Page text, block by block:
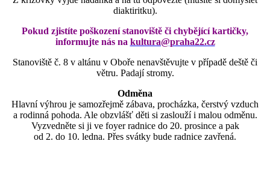
diaktiritku).
Pokud zjistíte poškození stanoviště či chybějící kartičky,
informujte nás na kultura@praha22.cz
Stanoviště č. 8 v altánu v Oboře nenavštěvujte v případě deště či
větru. Padají stromy.
Odměna
Hlavní výhrou je samozřejmě zábava, procházka, čerstvý vzduch
a rodinná pohoda. Ale obzvlášť děti si zaslouží i malou odměnu.
Vyzvedněte si ji ve foyer radnice do 20. prosince a pak
od 2. do 10. ledna. Přes svátky bude radnice zavřená.